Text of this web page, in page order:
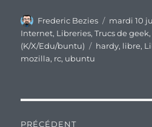
Auteur
Frederic Bezies
Publié
le
mardi 10
Internet, Libreries,Trucs de geek,
(K/X/Edu/buntu)
Étiquettes
hardy, libre,
mozilla, rc, ubuntu
PRÉCÉDENT